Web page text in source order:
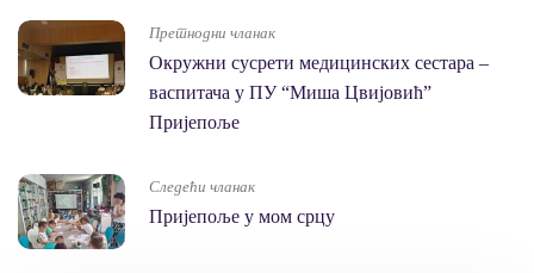
Претнодни чланак
Окружни сусрети медицинских сестара –
васпитача у ПУ “Миша Цвијовић”
Пријепоље
Следећи чланак
Пријепоље у мом срцу